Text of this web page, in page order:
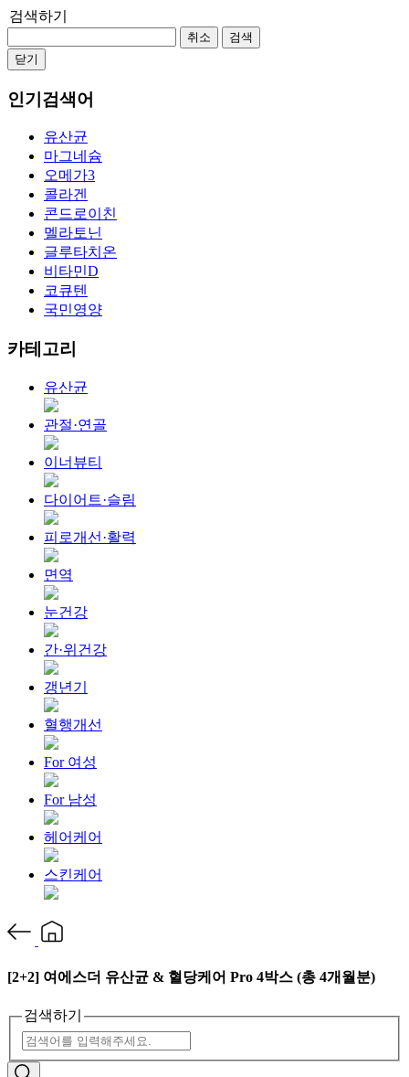
검색하기
취소
검색
닫기
인기검색어
유산균
마그네슘
오메가3
콜라겐
콘드로이친
멜라토닌
글루타치온
비타민D
코큐텐
국민영양
카테고리
유산균
관절·연골
이너뷰티
다이어트·슬림
피로개선·활력
면역
눈건강
간·위건강
갱년기
혈행개선
For 여성
For 남성
헤어케어
스킨케어
[2+2] 여에스더 유산균 & 혈당케어 Pro 4박스 (총 4개월분)
검색하기